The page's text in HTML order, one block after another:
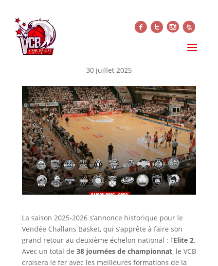
f t i x
DÉCOUVREZ LE PROGRAMME
30 juillet 2025
La saison 2025-2026 s’annonce historique pour le
Vendée Challans Basket, qui s’apprête à faire son
grand retour au deuxième échelon national : l’Elite 2.
Avec un total de 38 journées de championnat, le VCB
croisera le fer avec les meilleures formations de la